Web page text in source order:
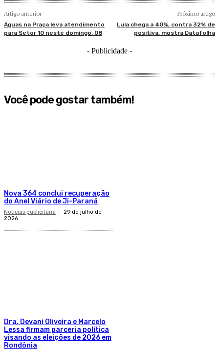
Artigo anterior
Águas na Praça leva atendimento
para Setor 10 neste domingo, 08
Próximo artigo
Lula chega a 40%, contra 32% de
positiva, mostra Datafolha
- Publicidade -
Você pode gostar também!
Nova 364 conclui recuperação
do Anel Viário de Ji-Paraná
Notícias publicitária
29 de julho de
2026
Dra. Devani Oliveira e Marcelo
Lessa firmam parceria política
visando as eleições de 2026 em
Rondônia